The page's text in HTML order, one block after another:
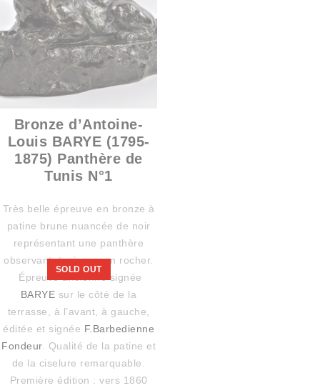
SOLD OUT
Bronze d’Antoine-
Louis BARYE (1795-
1875) Panthère de
Tunis N°1
Très belle épreuve en bronze à
patine brune nuancée de noir
représentant une panthère
observant, tapie sur un rocher.
Épreuve ancienne signée
BARYE sur le côté de la
terrasse, à l’avant, à gauche,
éditée et signée F.Barbedienne
Fondeur. Qualité de la patine et
de la ciselure remarquable.
Première édition : vers 1860